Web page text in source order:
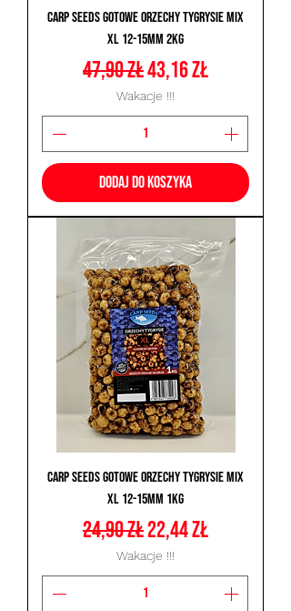
Carp Seeds Gotowe Orzechy Tygrysie Mix
XL 12-15mm 2kg
Regularna cena
47,90 złCena rabatowa
43,16 zł
Wakacje !!!
Dodaj do koszyka
Carp Seeds Gotowe Orzechy Tygrysie Mix
XL 12-15mm 1kg
Regularna cena
24,90 złCena rabatowa
22,44 zł
Wakacje !!!